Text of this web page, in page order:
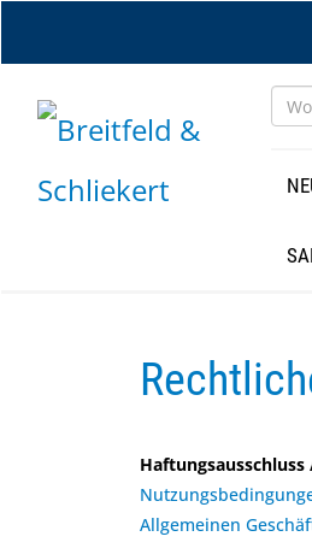
Haftungsausschluss
Allgemeinen